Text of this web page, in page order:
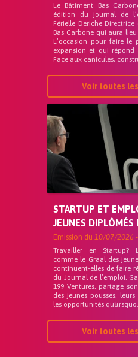
Le Bâtiment Bas
édition du journal de
Férielle Deriche
Bas Carbone qui aura
L’occasion pour faire le
expansion et qui répond
Face aux canicules,
Voir toutes
STARTUP ET
JEUNES
Emission du 10/07/2026
Travailler en Startup?
comme le Graal des
continuent-elles de faire
du Journal de l’emploi,
199 Ventures, partage
des jeunes pousses,
les opportunités
Voir toutes